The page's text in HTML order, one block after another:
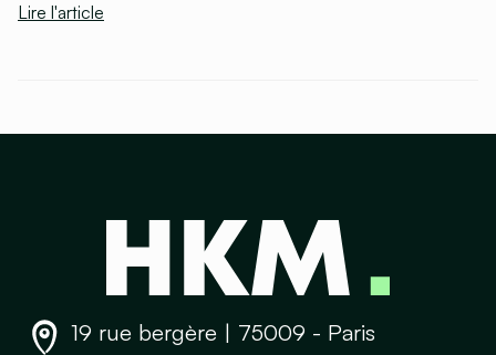
Lire l'article
19 rue bergère | 75009 - Paris